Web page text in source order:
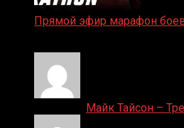
Прямой эфир марафон
Майк Тайсон –